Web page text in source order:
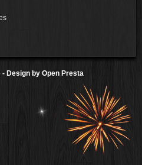
- Design by Open Presta